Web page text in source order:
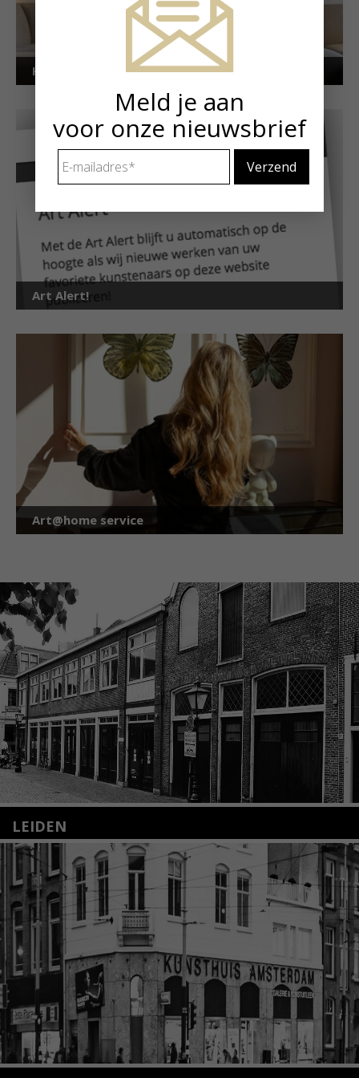
Kunstuitleen voor particulieren
Art Alert!
Art@home service
LEIDEN
Nieuwstraat 35
2312 KA Leiden
+31(0)71 – 52 84 480
info@kunsthuisleiden.nl
Lees meer
Meld je aan
voor onze nieuwsbrief
mailadres *